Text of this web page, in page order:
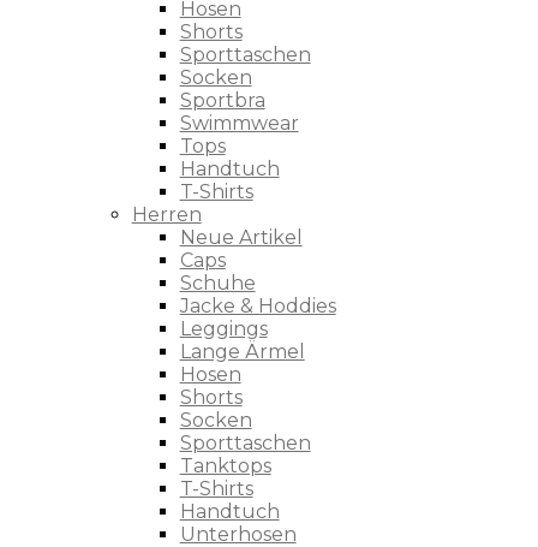
Hosen
Shorts
Sporttaschen
Socken
Sportbra
Swimmwear
Tops
Handtuch
T-Shirts
Herren
Neue Artikel
Caps
Schuhe
Jacke & Hoddies
Leggings
Lange Ärmel
Hosen
Shorts
Socken
Sporttaschen
Tanktops
T-Shirts
Handtuch
Unterhosen